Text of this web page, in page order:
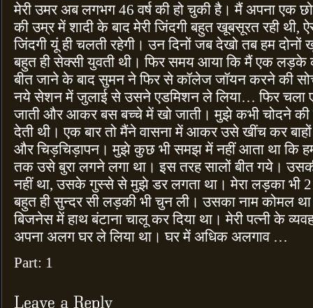
मेरी उमर अब लगभग 46 वर्ष की हो चुकी है। मैं अपना एक
की उम्र में शादी के बाद मेरी जिंदगी बहुत खूबसूरत रही थी,
जिंदगी यूं ही चलती रहेगी। उन दिनों जब देखो तब हम
बहुत ही सेक्सी युवती थी। फिर समय आया कि मैं एक
बीत जाने के बाद सुमन ने फिर से कॉलेज जॉयन करने की
नये सेशन में जुलाई से उसने एडमिशन ले लिया… फिर चला
जाती और आकर बस बच्चे में खो जाती। मुझे कभी चोदने की
देती थी। एक बार तो मैंने वासना में आकर उसे खींच कर
और चिड़चिड़ापन। मुझे कुछ भी समझ में नहीं आता था कि हम
तक उसे बुरा लगने लगा था। इस तरह सालों बीत गये।
नहीं था, उसके गुस्से से मुझे डर लगता था। मेरा लड़का भी
बहुत ही सुन्दर सी लड़की भी चुन ली। उसका नाम कोमल
बिजनेस में हाथ बंटाना चालू कर दिया था। मेरी पत्नी के
अपना अलग घर ले लिया था। घर में अधिक अलगाव …
Part: 1